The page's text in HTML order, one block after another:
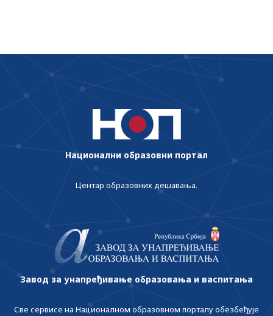
Национални образовни портал
Центар образовних дешавања.
Завод за унапређивање образовања и васпитања
Све сервисе на Националном образовном порталу обезбеђује